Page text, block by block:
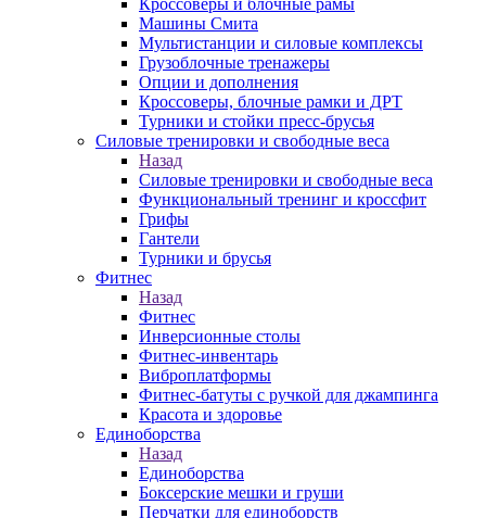
Кроссоверы и блочные рамы
Машины Смита
Мультистанции и силовые комплексы
Грузоблочные тренажеры
Опции и дополнения
Кроссоверы, блочные рамки и ДРТ
Турники и стойки пресс-брусья
Силовые тренировки и свободные веса
Назад
Силовые тренировки и свободные веса
Функциональный тренинг и кроссфит
Грифы
Гантели
Турники и брусья
Фитнес
Назад
Фитнес
Инверсионные столы
Фитнес-инвентарь
Виброплатформы
Фитнес-батуты с ручкой для джампинга
Красота и здоровье
Единоборства
Назад
Единоборства
Боксерские мешки и груши
Перчатки для единоборств